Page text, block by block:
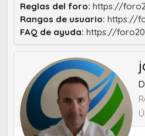
Reglas del foro: https://
Rangos de usuario: https://
FAQ de ayuda: https://